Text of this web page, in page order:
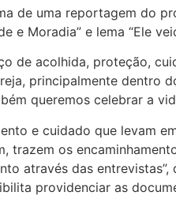
de uma reportagem do
Moradia” e lema “Ele
de acolhida, proteção,
principalmente dentro
queremos celebrar a
e cuidado que levam
trazem os
através das
providenciar as